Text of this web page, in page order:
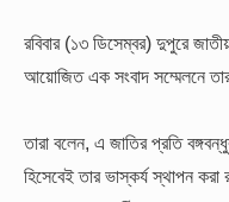
রবিবার (১৩ ডিসেম্বর) দুপুরে
আয়োজিত এক সংবাদ সম্মেলনে
তারা বলেন, এ জাতির প্রতি
হিসেবেই তার ভাস্কর্য স্থাপন করা